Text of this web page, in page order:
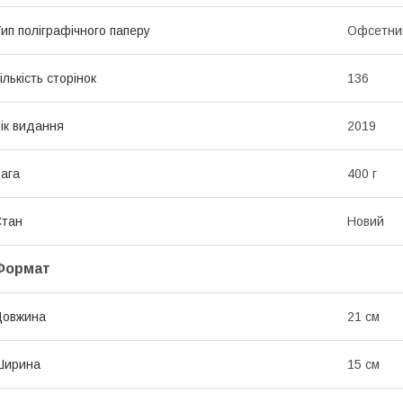
поліграфічного паперу
сторінок 136
видання 2019
400 г
Новий
21 см
15 см